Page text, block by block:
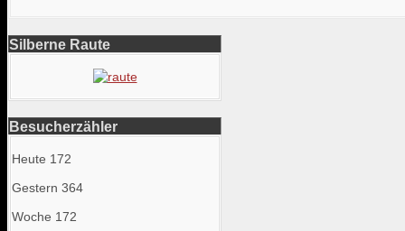
Silberne Raute
Besucherzähler
Heute 172
Gestern 364
Woche 172